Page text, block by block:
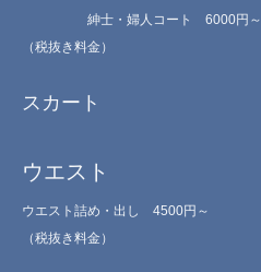
紳士・婦人コート 6000円～
（税抜き料金）
スカート
ウエスト
ウエスト詰め・出し 4500円～
（税抜き料金）